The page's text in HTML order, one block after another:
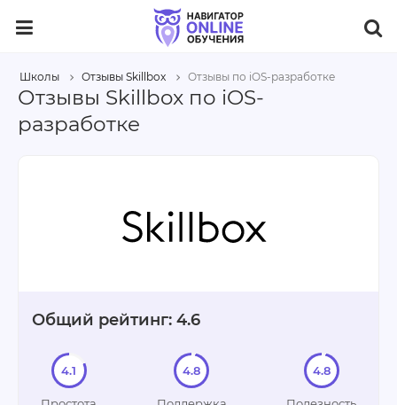
Школы Отзывы Skillbox Отзывы по iOS-разработке
Отзывы Skillbox по iOS-
разработке
Общий рейтинг: 4.6
4.1 4.8 4.8